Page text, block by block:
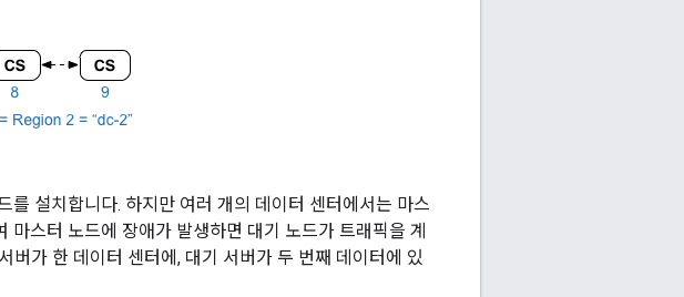
설치합니다. 하지만 여러 개의 데이터 센터에서는 마스
스터 노드에 장애가 발생하면 대기 노드가 트래픽을 계
가 한 데이터 센터에, 대기 서버가 두 번째 데이터에 있